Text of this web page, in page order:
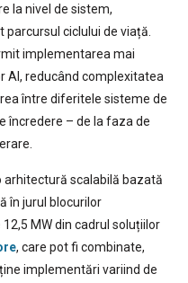
la nivel de sistem,
ciclului de viață.
implementarea mai
AI, reducând complexitatea
între diferitele sisteme de
încredere – de la faza de
arhitectură scalabilă bazată
în jurul blocurilor
MW din cadrul soluțiilor
, care pot fi combinate,
implementări variind de